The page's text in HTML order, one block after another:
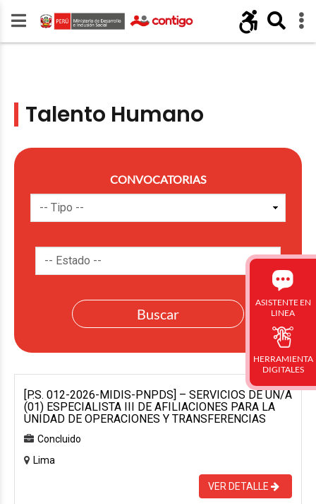
Talento Humano
CONVOCATORIAS
[P.S. 012-2026-MIDIS-PNPDS] – SERVICIOS DE UN/A
(01) ESPECIALISTA III DE AFILIACIONES PARA LA
UNIDAD DE OPERACIONES Y TRANSFERENCIAS
Concluido
Lima
VER DETALLE
ASISTENTE EN
LINEA
HERRAMIENTA
DIGITALES